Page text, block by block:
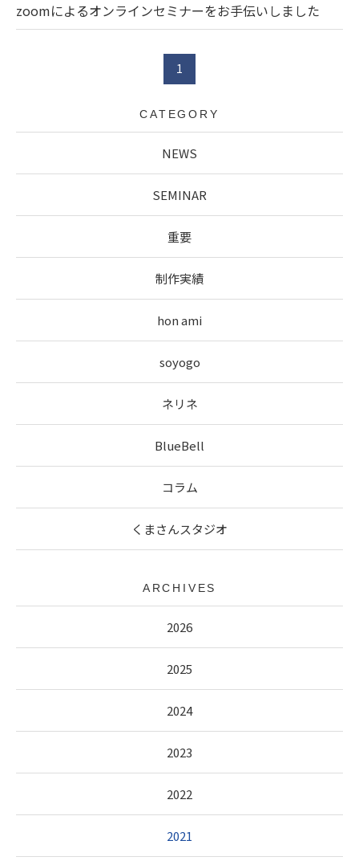
zoomによるオンラインセミナーをお手伝いしました
1
CATEGORY
NEWS
SEMINAR
重要
制作実績
hon ami
soyogo
ネリネ
BlueBell
コラム
くまさんスタジオ
ARCHIVES
2026
2025
2024
2023
2022
2021